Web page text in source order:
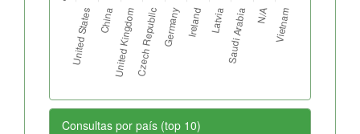
Consultas por país (top 10)